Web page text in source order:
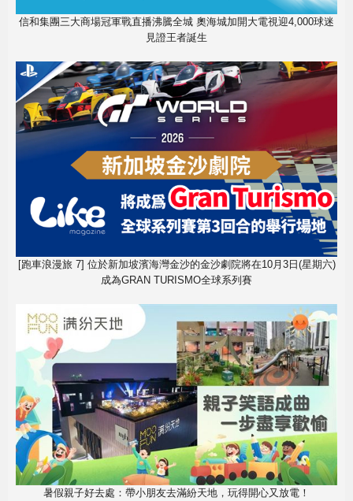
信和集團三大商場冠軍戰直播沸騰全城 奧海城加開大電視迎4,000球迷
見證王者誕生
[跑車浪漫旅 7] 位於新加坡濱海灣金沙的金沙劇院將在10月3日(星期六)
成為GRAN TURISMO全球系列賽
暑假親子好去處：帶小朋友去滿紛天地，玩得開心又放電！